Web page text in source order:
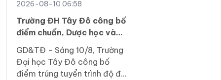
với kinh phí dự kiến khoảng
42,29 tỷ đồng.
2026-08-10 06:58
Trường ĐH Tây Đô công bố
điểm chuẩn, Dược học và
nhóm ngành Luật dẫn đầu
GD&TĐ - Sáng 10/8, Trường
Đại học Tây Đô công bố
điểm trúng tuyển trình độ đại